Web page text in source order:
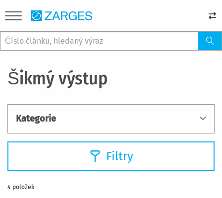
Šikmý výstup
Filtry
4 položek
Kategorie